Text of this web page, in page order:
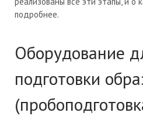
подробнее.
Оборудование
подготовки